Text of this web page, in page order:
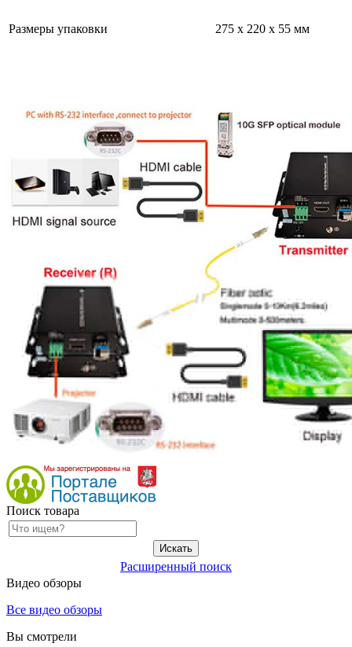
Размеры упаковки 275 х 220 х 55 мм
Поиск товара
Расширенный поиск
Видео обзоры
Все видео обзоры
Вы смотрели